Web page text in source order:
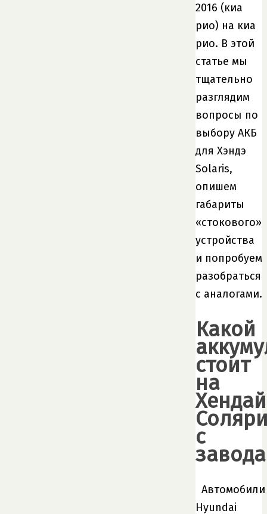
2016 (киа
рио) на киа
рио. В этой
статье мы
тщательно
разглядим
вопросы по
выбору АКБ
для Хэндэ
Solaris,
опишем
габариты
«стокового»
устройства
и попробуем
разобраться
с аналогами.
Какой
стоит
на
Хендай
с
завода
Автомобили
Hyundai